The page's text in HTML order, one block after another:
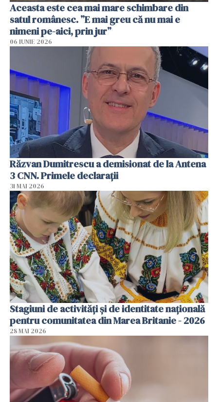
Aceasta este cea mai mare schimbare din
satul românesc. ”E mai greu că nu mai e
nimeni pe-aici, prin jur”
06 IUNIE 2026
Răzvan Dumitrescu a demisionat de la Antena
3 CNN. Primele declarații
31 MAI 2026
Stagiuni de activități și de identitate națională
pentru comunitatea din Marea Britanie - 2026
28 MAI 2026